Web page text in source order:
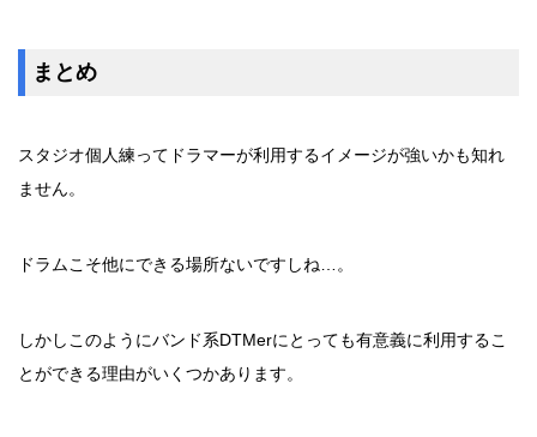
まとめ
スタジオ個人練ってドラマーが利用するイメージが強いかも知れ
ません。
ドラムこそ他にできる場所ないですしね…。
しかしこのようにバンド系DTMerにとっても有意義に利用するこ
とができる理由がいくつかあります。